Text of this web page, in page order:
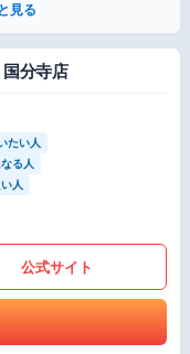
見る
分寺店
たい人
る人
人
公式サイト